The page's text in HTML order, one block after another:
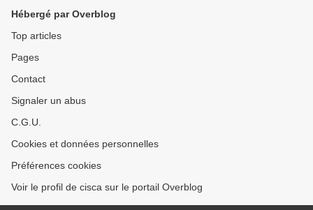
Hébergé par Overblog
Top articles
Pages
Contact
Signaler un abus
C.G.U.
Cookies et données personnelles
Préférences cookies
Voir le profil de cisca sur le portail Overblog